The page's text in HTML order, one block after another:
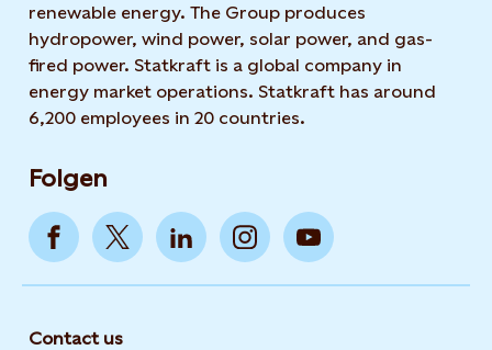
renewable energy. The Group produces
hydropower, wind power, solar power, and gas-
fired power. Statkraft is a global company in
energy market operations. Statkraft has around
6,200 employees in 20 countries.
Folgen
Contact us